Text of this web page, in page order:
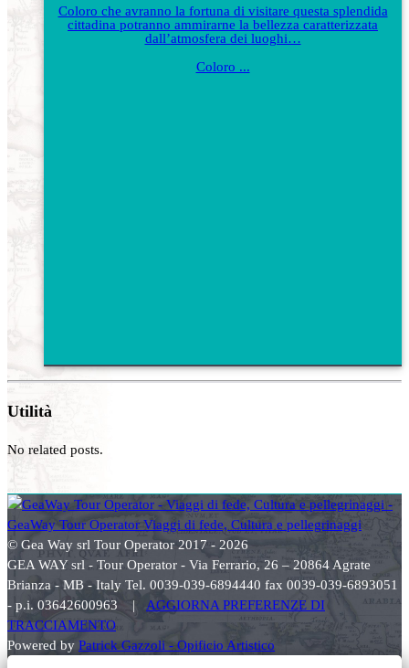
Coloro che avranno la fortuna di visitare questa splendida
cittadina potranno ammirarne la bellezza caratterizzata
dall’atmosfera dei luoghi…
Coloro ...
Utilità
No related posts.
© Gea Way srl Tour Operator 2017 - 2026
GEA WAY srl - Tour Operator - Via Ferrario, 26 – 20864 Agrate
Brianza - MB - Italy Tel. 0039-039-6894440 fax 0039-039-6893051
- p.i. 03642600963 | AGGIORNA PREFERENZE DI
TRACCIAMENTO
Powered by Patrick Gazzoli - Opificio Artistico